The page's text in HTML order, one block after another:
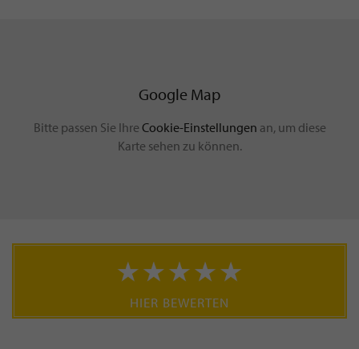
Google Map
Bitte passen Sie Ihre Cookie-Einstellungen an, um diese
Karte sehen zu können.
HIER BEWERTEN